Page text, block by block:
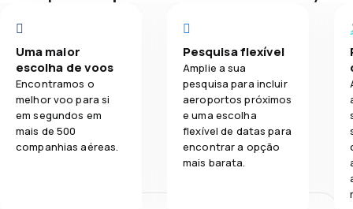
Uma maior
escolha de voos
Encontramos o
melhor voo para si
em segundos em
mais de 500
companhias aéreas.
Pesquisa flexível
Amplie a sua
pesquisa para incluir
aeroportos próximos
e uma escolha
flexível de datas para
encontrar a opção
mais barata.